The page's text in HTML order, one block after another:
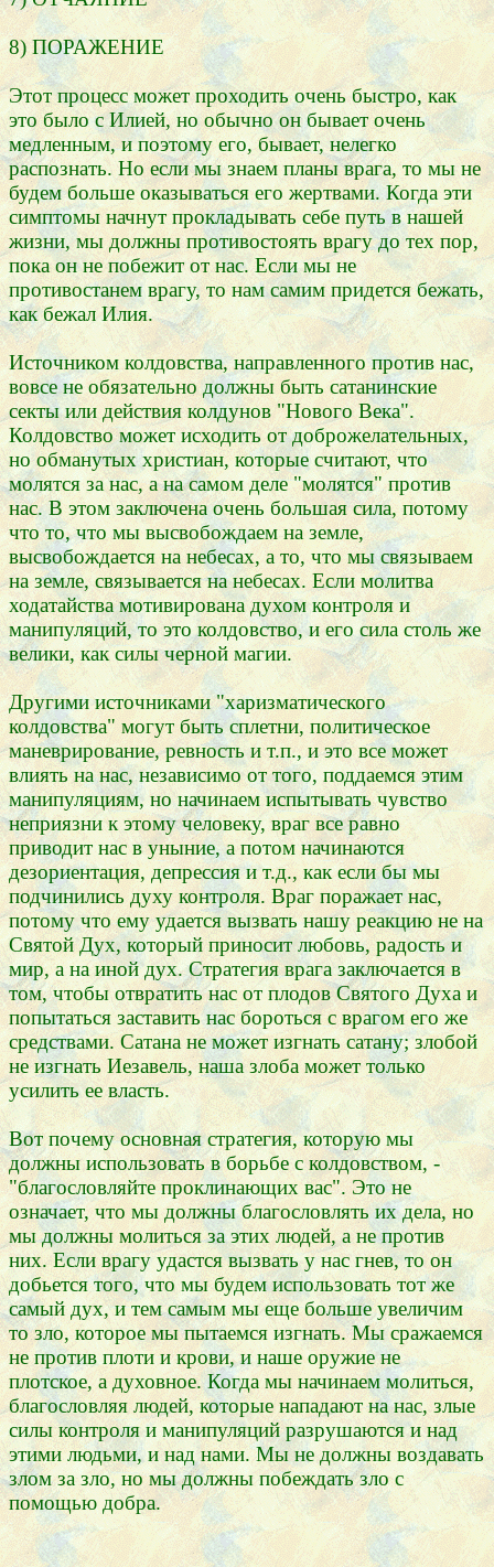
8) ПОРАЖЕНИЕ
Этот процесс может проходить очень быстро, как
это было с Илией, но обычно он бывает очень
медленным, и поэтому его, бывает, нелегко
распознать. Но если мы знаем планы врага, то мы не
будем больше оказываться его жертвами. Когда эти
симптомы начнут прокладывать себе путь в нашей
жизни, мы должны противостоять врагу до тех пор,
пока он не побежит от нас. Если мы не
противостанем врагу, то нам самим придется бежать,
как бежал Илия.
Источником колдовства, направленного против нас,
вовсе не обязательно должны быть сатанинские
секты или действия колдунов "Нового Века".
Колдовство может исходить от доброжелательных,
но обманутых христиан, которые считают, что
молятся за нас, а на самом деле "молятся" против
нас. В этом заключена очень большая сила, потому
что то, что мы высвобождаем на земле,
высвобождается на небесах, а то, что мы связываем
на земле, связывается на небесах. Если молитва
ходатайства мотивирована духом контроля и
манипуляций, то это колдовство, и его сила столь же
велики, как силы черной магии.
Другими источниками "харизматического
колдовства" могут быть сплетни, политическое
маневрирование, ревность и т.п., и это все может
влиять на нас, независимо от того, поддаемся этим
манипуляциям, но начинаем испытывать чувство
неприязни к этому человеку, враг все равно
приводит нас в уныние, а потом начинаются
дезориентация, депрессия и т.д., как если бы мы
подчинились духу контроля. Враг поражает нас,
потому что ему удается вызвать нашу реакцию не на
Святой Дух, который приносит любовь, радость и
мир, а на иной дух. Стратегия врага заключается в
том, чтобы отвратить нас от плодов Святого Духа и
попытаться заставить нас бороться с врагом его же
средствами. Сатана не может изгнать сатану; злобой
не изгнать Иезавель, наша злоба может только
усилить ее власть.
Вот почему основная стратегия, которую мы
должны использовать в борьбе с колдовством, -
"благословляйте проклинающих вас". Это не
означает, что мы должны благословлять их дела, но
мы должны молиться за этих людей, а не против
них. Если врагу удастся вызвать у нас гнев, то он
добьется того, что мы будем использовать тот же
самый дух, и тем самым мы еще больше увеличим
то зло, которое мы пытаемся изгнать. Мы сражаемся
не против плоти и крови, и наше оружие не
плотское, а духовное. Когда мы начинаем молиться,
благословляя людей, которые нападают на нас, злые
силы контроля и манипуляций разрушаются и над
этими людьми, и над нами. Мы не должны воздавать
злом за зло, но мы должны побеждать зло с
помощью добра.